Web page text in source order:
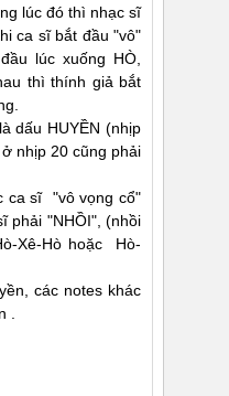
lúc đó thì nhạc sĩ
ca sĩ bắt đầu "vô"
lúc xuống HÒ,
thì thính giả bắt
dấu HUYỀN (nhịp
nhịp 20 cũng phải
ca sĩ "vô vọng cổ"
phải "NHỒI", (nhồi
Xê-Hò hoặc Hò-
các notes khác
.